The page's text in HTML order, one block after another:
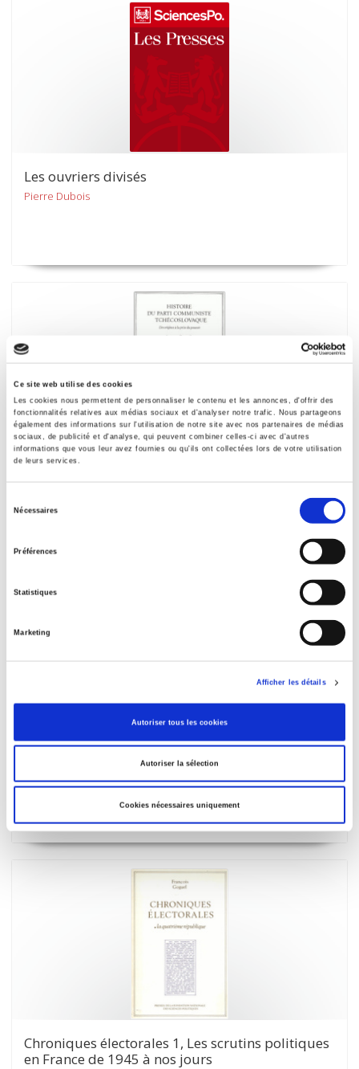
Ce site web utilise des cookies
Les cookies nous permettent de personnaliser le contenu et les annonces, d'offrir des
fonctionnalités relatives aux médias sociaux et d'analyser notre trafic. Nous partageons
également des informations sur l'utilisation de notre site avec nos partenaires de médias
sociaux, de publicité et d'analyse, qui peuvent combiner celles-ci avec d'autres
informations que vous leur avez fournies ou qu'ils ont collectées lors de votre utilisation
de leurs services.
Nécessaires
Préférences
Statistiques
Marketing
Afficher les détails
Autoriser tous les cookies
Autoriser la sélection
Cookies nécessaires uniquement
Les ouvriers divisés
Pierre Dubois
Histoire du Parti communiste tchécoslovaque
Des origines à la prise du pouvoir
Jacques Rupnik
Chroniques électorales 1, Les scrutins politiques
en France de 1945 à nos jours